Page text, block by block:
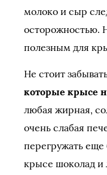
молоко и сыр
осторожностью.
полезным для
Не стоит
которые крысе
любая жирная,
очень слабая
перегружать еще
крысе шоколад и